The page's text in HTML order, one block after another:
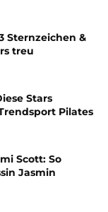
Sternzeichen &
treu
Stars
Pilates
Scott: So
Jasmin